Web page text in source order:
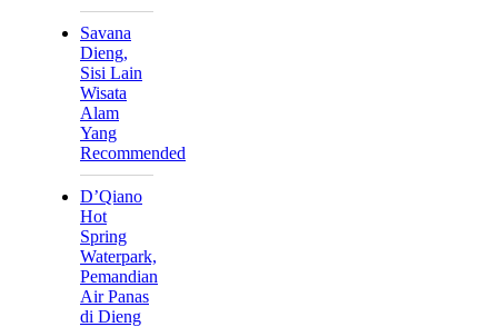
Savana
Dieng,
Sisi Lain
Wisata
Alam
Yang
Recommended
D’Qiano
Hot
Spring
Waterpark,
Pemandian
Air Panas
di Dieng